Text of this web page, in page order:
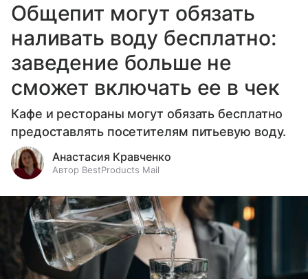
Общепит могут обязать
наливать воду бесплатно:
заведение больше не
сможет включать ее в чек
Кафе и рестораны могут обязать бесплатно
предоставлять посетителям питьевую воду.
Анастасия Кравченко
Автор BestProducts Mail